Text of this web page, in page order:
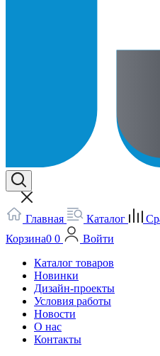
Главная Каталог
Корзина0 0
Войти
Каталог товаров
Новинки
Дизайн-проекты
Условия работы
Новости
О нас
Контакты